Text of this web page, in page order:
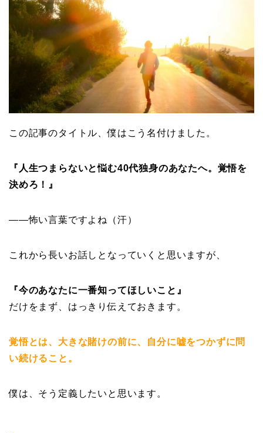
この記事のタイトル、僕はこう名付けました。
『人生つまらないと悩む40代独身のあなたへ。覚悟を
決めろ！』
——怖い言葉ですよね（汗）
これから長いお話しとなっていくと思いますが、
『今のあなたに一番知ってほしいこと』
だけをまず、はっきり伝えておきます。
覚悟とは、大きな賭けの前に、自分に嘘をつかずに問
い続けること。
僕は、そう定義したいと思います。